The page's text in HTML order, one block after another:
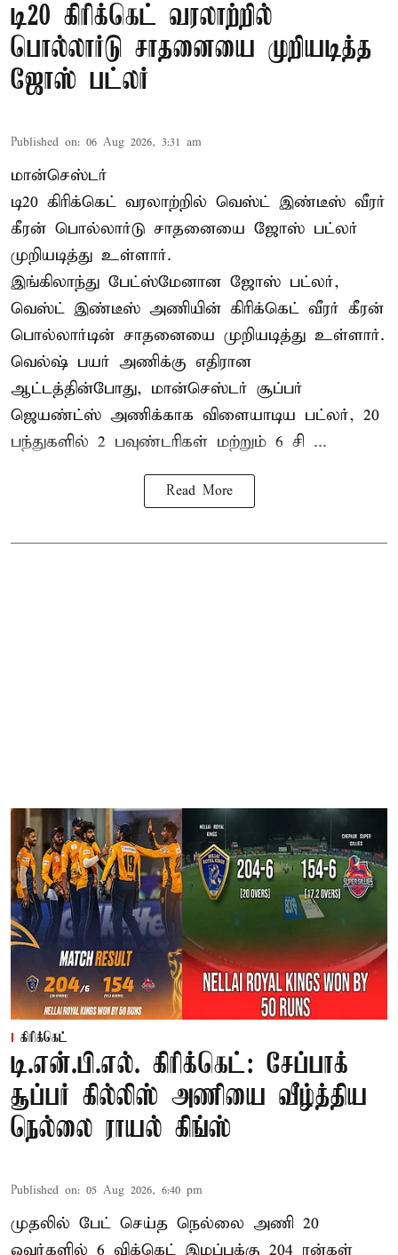
டி20 கிரிக்கெட் வரலாற்றில்
பொல்லார்டு சாதனையை முறியடித்த
ஜோஸ் பட்லர்
Published on: 06 Aug 2026, 3:31 am
மான்செஸ்டர்
டி20 கிரிக்கெட் வரலாற்றில் வெஸ்ட் இண்டீஸ் வீரர்
கீரன் பொல்லார்டு சாதனையை ஜோஸ் பட்லர்
முறியடித்து உள்ளார்.
இங்கிலாந்து பேட்ஸ்மேனான ஜோஸ் பட்லர்,
வெஸ்ட் இண்டீஸ் அணியின் கிரிக்கெட் வீரர் கீரன்
பொல்லார்டின் சாதனையை முறியடித்து உள்ளார்.
வெல்ஷ் பயர் அணிக்கு எதிரான
ஆட்டத்தின்போது, மான்செஸ்டர் சூப்பர்
ஜெயண்ட்ஸ் அணிக்காக விளையாடிய பட்லர், 20
பந்துகளில் 2 பவுண்டரிகள் மற்றும் 6 சி ...
Read More
கிரிக்கெட்
டி.என்.பி.எல். கிரிக்கெட்: சேப்பாக்
சூப்பர் கில்லிஸ் அணியை வீழ்த்திய
நெல்லை ராயல் கிங்ஸ்
Published on: 05 Aug 2026, 6:40 pm
முதலில் பேட் செய்த நெல்லை அணி 20
ஓவர்களில் 6 விக்கெட் இழப்புக்கு 204 ரன்கள்